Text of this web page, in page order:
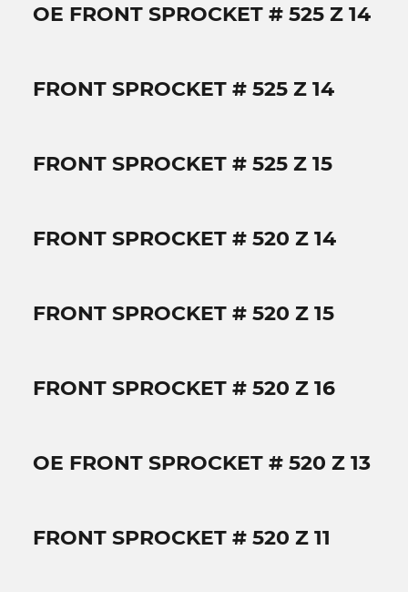
OE FRONT SPROCKET # 525 Z 14
FRONT SPROCKET # 525 Z 14
FRONT SPROCKET # 525 Z 15
FRONT SPROCKET # 520 Z 14
FRONT SPROCKET # 520 Z 15
FRONT SPROCKET # 520 Z 16
OE FRONT SPROCKET # 520 Z 13
FRONT SPROCKET # 520 Z 11